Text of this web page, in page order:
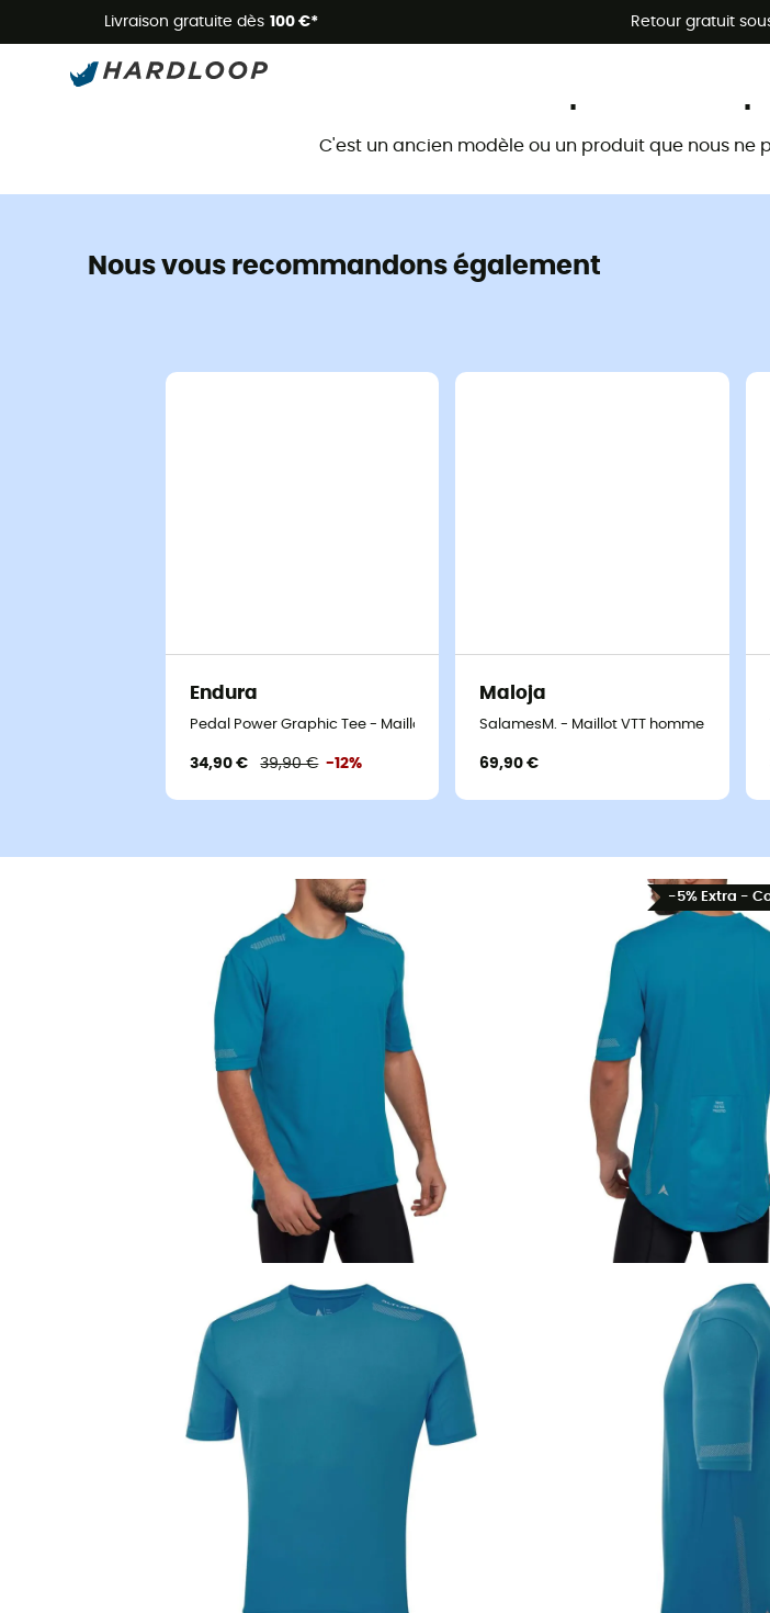
Livraison gratuite dès 100 €* Retour gratuit
Promos d'été 🔥 -5 % EXTRA dès
C'est un ancien modèle ou un produit que nous ne
Nous vous recommandons également
Endura
Pedal Power Graphic Tee - Maillot VTT
34,90 € 39,90 € -12%
Maloja
SalamesM. - Maillot VTT homme
69,90 €
-5% Extra -